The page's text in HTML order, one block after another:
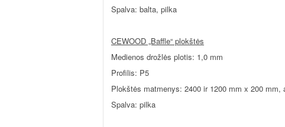
Spalva: balta, pilka
CEWOOD „Baffle“ plokštės
Medienos drožlės plotis: 1,0 mm
Profilis: P5
Plokštės matmenys: 2400 ir 1200 mm x 200 mm,
Spalva: pilka